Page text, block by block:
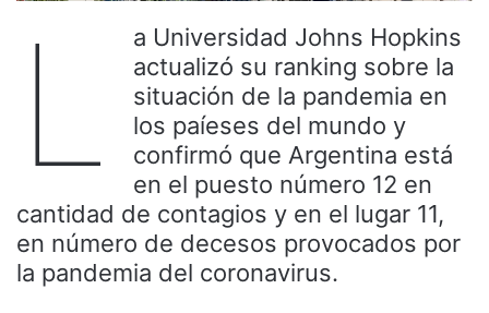
L
a Universidad Johns Hopkins
actualizó su ranking sobre la
situación de la pandemia en
los paíeses del mundo y
confirmó que Argentina está
en el puesto número 12 en
cantidad de contagios y en el lugar 11,
en número de decesos provocados por
la pandemia del coronavirus.